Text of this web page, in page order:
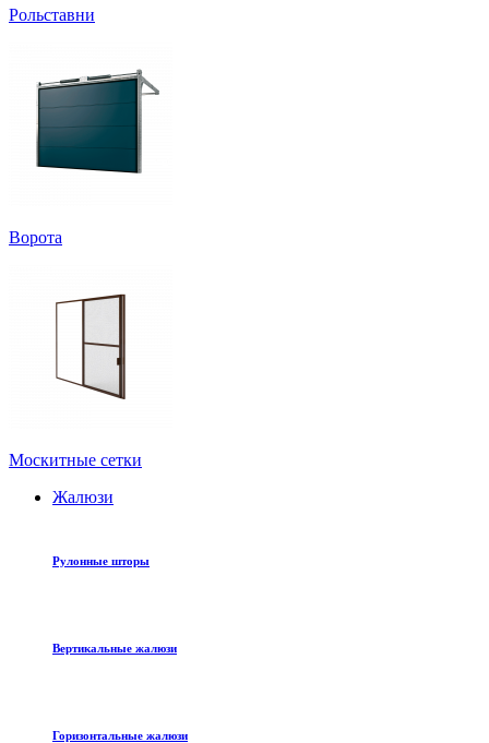
Рольставни
Ворота
Москитные сетки
Жалюзи
Рулонные шторы
Вертикальные жалюзи
Горизонтальные жалюзи